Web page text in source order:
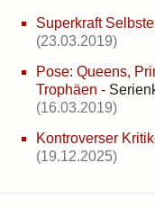
Superkraft
(23.03.2019)
Pose: Queens,
Trophäen -
(16.03.2019)
Kontroverser
(19.12.2025)